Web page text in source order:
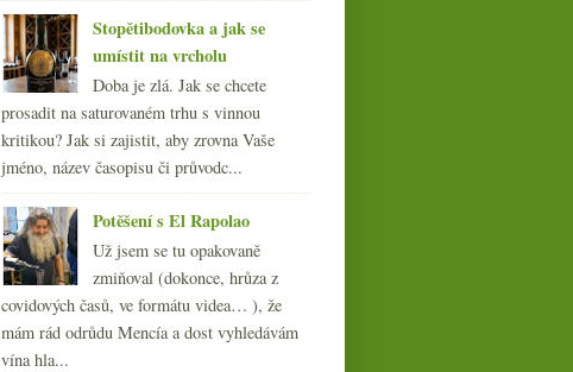
Stopětibodovka a jak se
umístit na vrcholu
Doba je zlá. Jak se chcete
prosadit na saturovaném trhu s vinnou
kritikou? Jak si zajistit, aby zrovna Vaše
jméno, název časopisu či průvodc...
Potěšení s El Rapolao
Už jsem se tu opakovaně
zmiňoval (dokonce, hrůza z
covidových časů, ve formátu videa… ), že
mám rád odrůdu Mencía a dost vyhledávám
vína hla...